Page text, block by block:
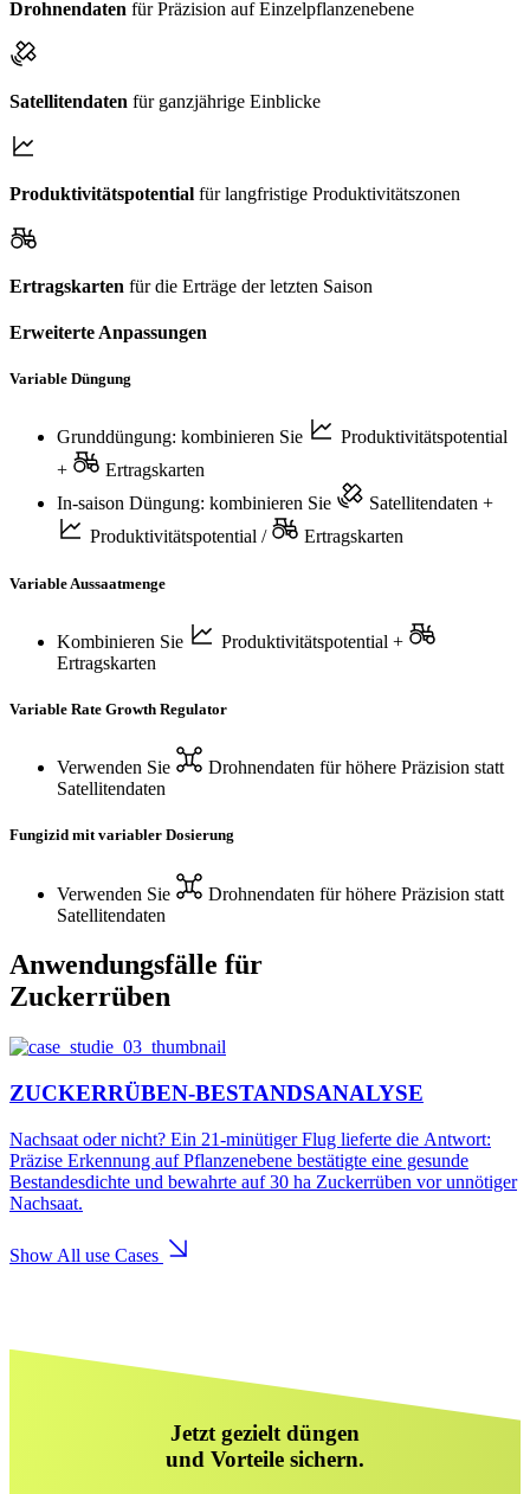
Drohnendaten für Präzision auf Einzelpflanzenebene
Satellitendaten für ganzjährige Einblicke
Produktivitätspotential für langfristige Produktivitätszonen
Ertragskarten für die Erträge der letzten Saison
Erweiterte Anpassungen
Variable Düngung
Grunddüngung: kombinieren Sie
Produktivitätspotential
+
Ertragskarten
In-saison Düngung: kombinieren Sie
Satellitendaten +
Produktivitätspotential / Ertragskarten
Variable Aussaatmenge
Kombinieren Sie Produktivitätspotential +
Ertragskarten
Variable Rate Growth Regulator
Verwenden Sie Drohnendaten für höhere Präzision statt
Satellitendaten
Fungizid mit variabler Dosierung
Verwenden Sie Drohnendaten für höhere Präzision statt
Satellitendaten
Anwendungsfälle für
Zuckerrüben
ZUCKERRÜBEN-BESTANDSANALYSE
Nachsaat oder nicht? Ein 21-minütiger Flug lieferte die Antwort:
Präzise Erkennung auf Pflanzenebene bestätigte eine gesunde
Bestandesdichte und bewahrte auf 30 ha Zuckerrüben vor unnötiger
Nachsaat.
Show All use Cases
Jetzt gezielt düngen
und Vorteile sichern.